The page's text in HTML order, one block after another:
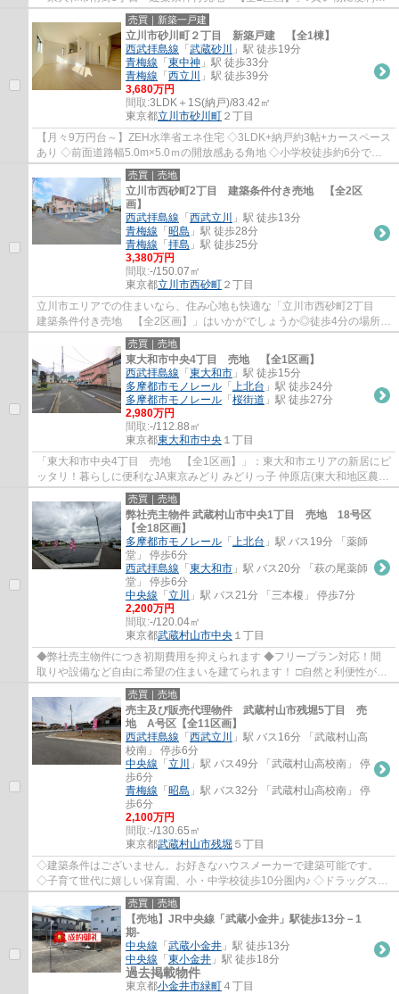
ショッピングセンター「ザ・マーケットプレ...
売買｜新築一戸建
立川市砂川町２丁目 新築戸建 【全1棟】
西武拝島線 「 武蔵砂川
」駅 徒歩19分
青梅線 「 東中神 」駅 徒歩33分
青梅線 「 西立川
」駅 徒歩39分
3,680万円
間取:3LDK＋1S(納戸)/83.42㎡
東京都立川市砂川町 ２丁目
【月々9万円台～】ZEH水準省エネ住宅 ◇3LDK+納戸約3帖+カースペース
あり ◇前面道路幅5.0m×5.0ｍの開放感ある角地 ◇小学校徒歩約6分でお
子様の通学も安心 ◇約16.5帖のゆとりあるリビン...
売買｜売地
立川市西砂町2丁目 建築条件付き売地 【全2区
画】
西武拝島線 「 西武立川
」駅 徒歩13分
青梅線 「 昭島 」駅 徒歩28分
青梅線 「 拝島 」駅 徒歩25分
3,380万円
間取:-/150.07㎡
東京都立川市西砂町 ２丁目
立川市エリアでの住まいなら、住み心地も快適な「立川市西砂町2丁目
建築条件付き売地 【全2区画】」はいかがでしょうか◎徒歩4分の場所に
立川市立西砂小学校があります◎お薦めの西武...
売買｜売地
東大和市中央4丁目 売地 【全1区画】
西武拝島線 「 東大和市 」駅 徒歩15分
多摩都市モノレール 「 上北台 」駅 徒歩24分
多摩都市モノレール 「 桜街道 」駅 徒歩27分
2,980万円
間取:-/112.88㎡
東京都東大和市中央 １丁目
「東大和市中央4丁目 売地 【全1区画】」：東大和市エリアの新居にピ
ッタリ！暮らしに便利なJA東京みどり みどりっ子 仲原店(東大和地区農産
物直売所)(スーパー)がこちらから294mの...
売買｜売地
弊社売主物件 武蔵村山市中央1丁目 売地 18号区
【全18区画】
多摩都市モノレール 「 上北台 」駅 バス19分 「薬師
堂」 停歩6分
西武拝島線 「 東大和市 」駅 バス20分 「萩の尾薬師
堂」 停歩6分
中央線 「 立川
」駅 バス21分 「三本榎」 停歩7分
2,200万円
間取:-/120.04㎡
東京都武蔵村山市中央 １丁目
◆弊社売主物件につき初期費用を抑えられます ◆フリープラン対応！間
取りや設備など自由に希望の住まいを建てられます！ □自然と利便性が調
和した街並みです♪ □コミュニティを育む5Mの...
売買｜売地
売主及び販売代理物件 武蔵村山市残堀5丁目 売
地 A号区【全11区画】
西武拝島線 「 西武立川
」駅 バス16分 「武蔵村山高
校南」 停歩6分
中央線 「 立川
」駅 バス49分 「武蔵村山高校南」 停
歩6分
青梅線 「 昭島 」駅 バス32分 「武蔵村山高校南」 停
歩6分
2,100万円
間取:-/130.65㎡
東京都武蔵村山市残堀 ５丁目
◇建築条件はございません。お好きなハウスメーカーで建築可能です。
◇子育て世代に嬉しい保育園、小・中学校徒歩10分圏内♪ ◇ドラッグスト
ア徒歩約1分、スーパー徒歩約9分で買い物が便...
売買｜売地
【売地】JR中央線「武蔵小金井」駅徒歩13分－1
期-
中央線 「 武蔵小金井 」駅 徒歩13分
中央線 「 東小金井 」駅 徒歩18分
過去掲載物件
東京都小金井市緑町 ４丁目